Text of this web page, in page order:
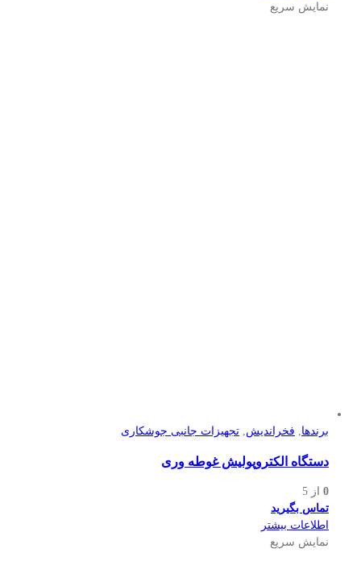
نمایش سریع
برندها, فخراندیش, تجهیزات جانبی جوشکاری
دستگاه الکتروپولیش غوطه وری
0 از 5
تماس بگیرید
اطلاعات بیشتر
نمایش سریع